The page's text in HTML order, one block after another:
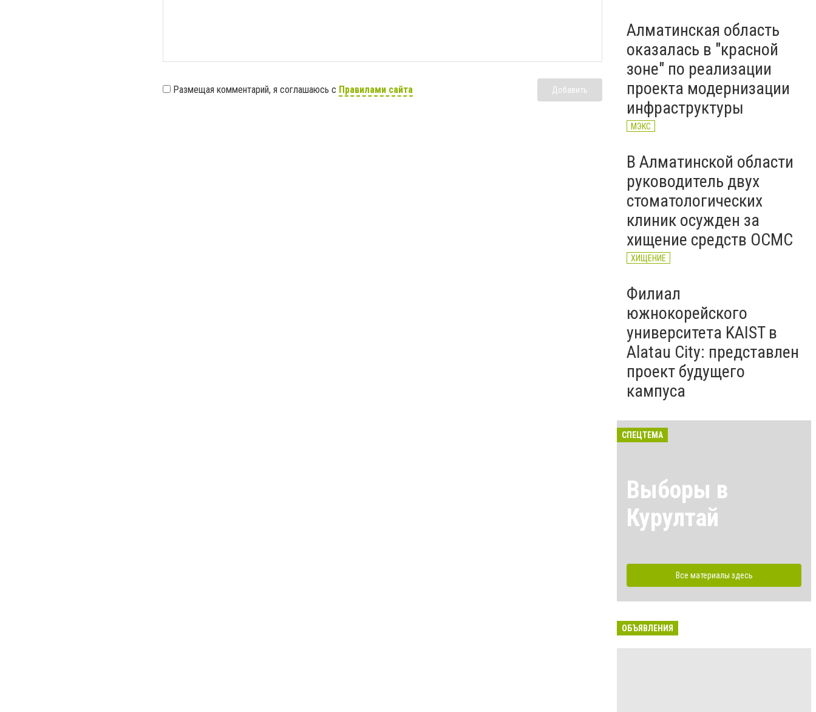
Размещая комментарий, я соглашаюсь с Правилами сайта Добавить
Алматинская область
оказалась в "красной
зоне" по реализации
проекта модернизации
инфраструктуры
МЭКС
В Алматинской области
руководитель двух
стоматологических
клиник осужден за
хищение средств ОСМС
ХИЩЕНИЕ
Филиал
южнокорейского
университета KAIST в
Alatau City: представлен
проект будущего
кампуса
СПЕЦТЕМА
Выборы в
Курултай
Все материалы здесь
ОБЪЯВЛЕНИЯ